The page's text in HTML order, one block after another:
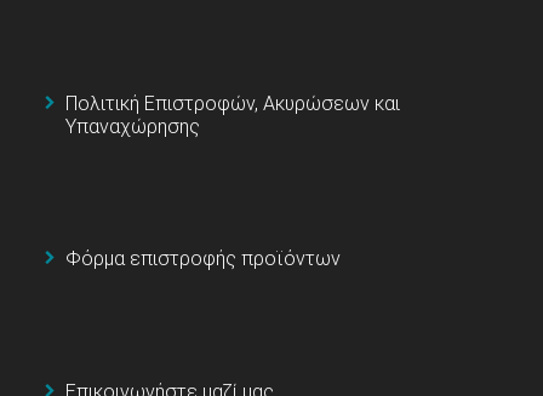
Πολιτική Επιστροφών, Ακυρώσεων και
Υπαναχώρησης
Φόρμα επιστροφής προϊόντων
Επικοινωνήστε μαζί μας